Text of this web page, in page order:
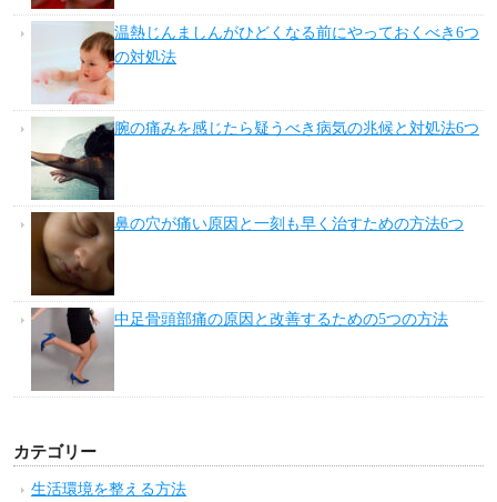
温熱じんましんがひどくなる前にやっておくべき6つ
の対処法
腕の痛みを感じたら疑うべき病気の兆候と対処法6つ
鼻の穴が痛い原因と一刻も早く治すための方法6つ
中足骨頭部痛の原因と改善するための5つの方法
カテゴリー
生活環境を整える方法